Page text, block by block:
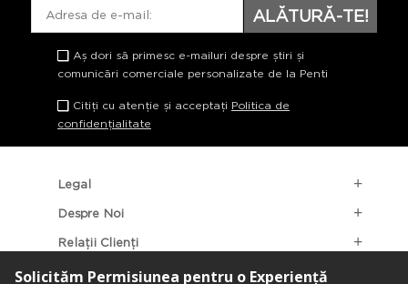
ALĂTURĂ-TE!
Aș dori să primesc e-mailuri despre știri și
comunicări comerciale personalizate de la Penti
Citiți cu atenție și acceptați Politica de
confidențialitate
Legal
Despre Noi
Relații Clienți
Categorii Populare